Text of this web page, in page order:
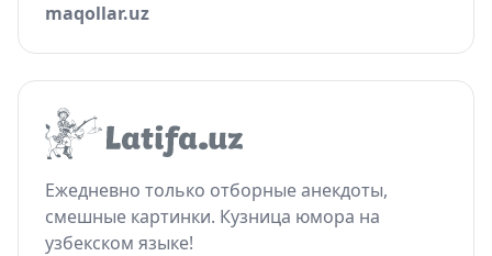
maqollar.uz
Ежедневно только отборные анекдоты,
смешные картинки. Кузница юмора на
узбекском языке!